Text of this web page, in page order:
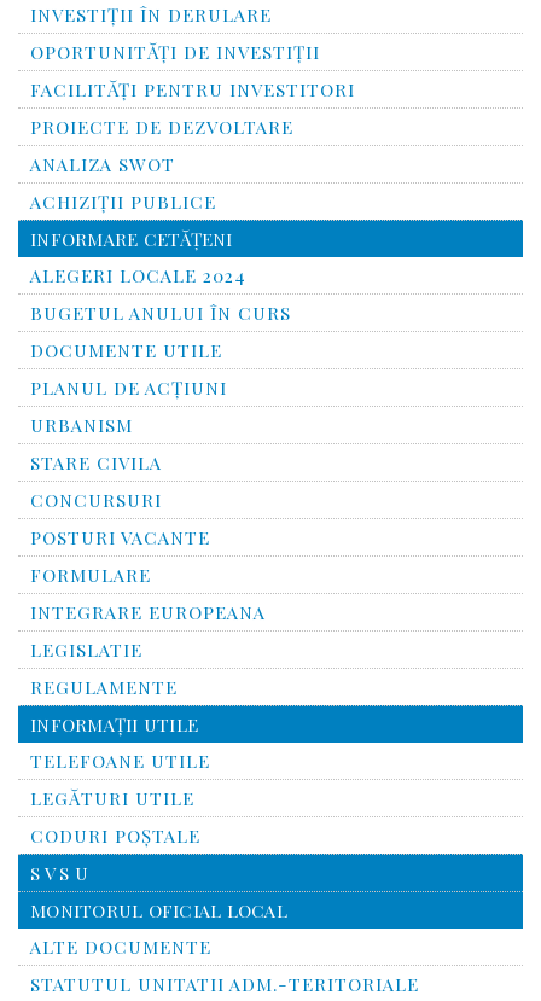
INVESTIŢII ÎN DERULARE
OPORTUNITĂŢI DE INVESTIŢII
FACILITĂŢI PENTRU INVESTITORI
PROIECTE DE DEZVOLTARE
ANALIZA SWOT
ACHIZIȚII PUBLICE
INFORMARE CETĂŢENI
ALEGERI LOCALE 2024
BUGETUL ANULUI ÎN CURS
DOCUMENTE UTILE
PLANUL DE ACȚIUNI
URBANISM
STARE CIVILA
CONCURSURI
POSTURI VACANTE
FORMULARE
INTEGRARE EUROPEANA
LEGISLATIE
REGULAMENTE
INFORMAŢII UTILE
TELEFOANE UTILE
LEGĂTURI UTILE
CODURI POŞTALE
S V S U
MONITORUL OFICIAL LOCAL
ALTE DOCUMENTE
STATUTUL UNITATII ADM.-TERITORIALE